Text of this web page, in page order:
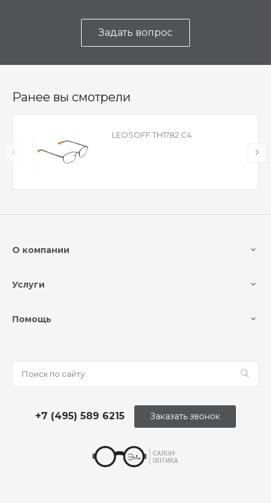
Задать вопрос
Ранее вы смотрели
LEOSOFF TH1782 C4
О компании
Услуги
Помощь
+7 (495) 589 6215 Заказать звонок